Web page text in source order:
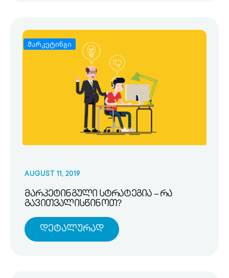
მარკეტინგი
AUGUST 11, 2019
მარკეტინგული სტრატეგია – რა
გავითვალისწინოთ?
Დეტალურად